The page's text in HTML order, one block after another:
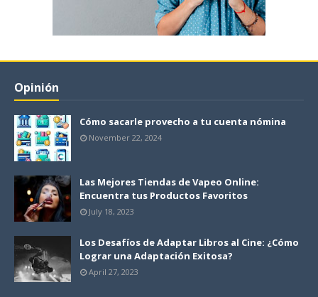
Opinión
Cómo sacarle provecho a tu cuenta nómina
November 22, 2024
Las Mejores Tiendas de Vapeo Online:
Encuentra tus Productos Favoritos
July 18, 2023
Los Desafíos de Adaptar Libros al Cine: ¿Cómo
Lograr una Adaptación Exitosa?
April 27, 2023